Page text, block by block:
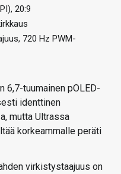
20:9
720 Hz PWM-
6,7-tuumainen pOLED-
identtinen
mutta Ultrassa
korkeammalle peräti
virkistystaajuus on